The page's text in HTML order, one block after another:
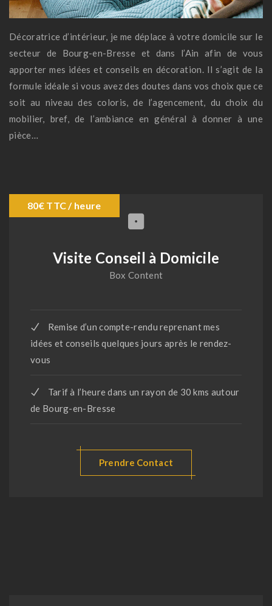
Décoratrice d’intérieur, je me déplace à votre domicile sur le
secteur de Bourg-en-Bresse et dans l’Ain afin de vous
apporter mes idées et conseils en décoration. Il s’agit de la
formule idéale si vous avez des doutes dans vos choix que ce
soit au niveau des coloris, de l’agencement, du choix du
mobilier, bref, de l’ambiance en général à donner à une
pièce…
80€ TTC / heure
Visite Conseil à Domicile
Box Content
Remise d’un compte-rendu reprenant mes
idées et conseils quelques jours après le rendez-
vous
Tarif à l’heure dans un rayon de 30 kms autour
de Bourg-en-Bresse
Prendre Contact